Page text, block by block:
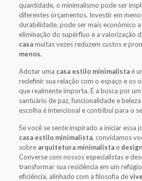
quantidade, o minimalismo pode ser
diferentes orçamentos. Investir em
durabilidade, pode ser mais econômico
eliminação do supérfluo e a valorização
casamuitas vezes reduzem custos e
menos.
Adotar uma casa estilo minimalistaé
redefinir sua relação com o espaço e os
que realmente importa. É a busca por
santuário de paz, funcionalidade e
escolha é intencional e contribui para o
Se você se sente inspirado a iniciar essa
casa estilo minimalista, convidamos
sobre arquitetura minimalistae
Converse com nossos especialistas e
transformar sua residência em um
eficiência, alinhado com a filosofia de